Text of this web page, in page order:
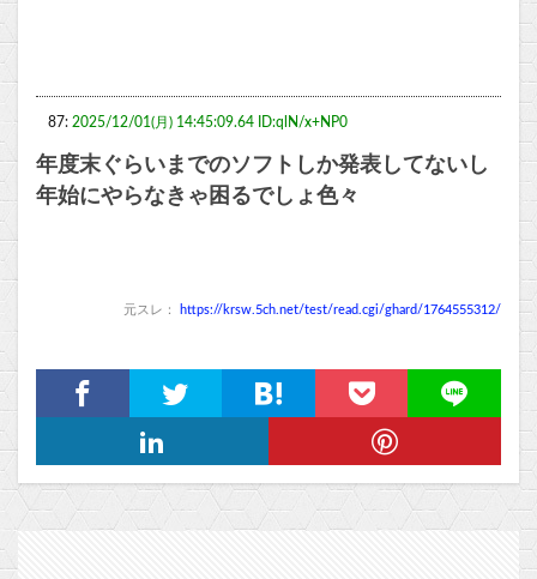
87: 2025/12/01(月) 14:45:09.64 ID:qlN/x+NP0
年度末ぐらいまでのソフトしか発表してないし
年始にやらなきゃ困るでしょ色々
元スレ： https://krsw.5ch.net/test/read.cgi/ghard/1764555312/